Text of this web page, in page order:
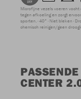
Microfijne vezels voeren
tegen afkoeling en zorgt
sporten. 40° Niet bleken
chemisch reinigen/geen
CENTER